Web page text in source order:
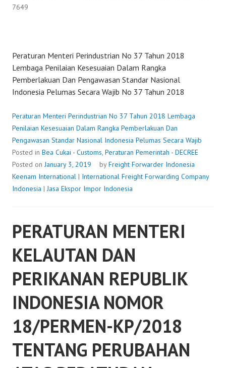
7649
Peraturan Menteri Perindustrian No 37 Tahun 2018
Lembaga Penilaian Kesesuaian Dalam Rangka
Pemberlakuan Dan Pengawasan Standar Nasional
Indonesia Pelumas Secara Wajib No 37 Tahun 2018
Peraturan Menteri Perindustrian No 37 Tahun 2018 Lembaga
Penilaian Kesesuaian Dalam Rangka Pemberlakuan Dan
Pengawasan Standar Nasional Indonesia Pelumas Secara Wajib
Posted in Bea Cukai - Customs, Peraturan Pemerintah - DECREE
Posted onJanuary 3, 2019 byFreight Forwarder Indonesia
Keenam International | International Freight Forwarding Company
Indonesia |Jasa Ekspor Impor Indonesia
PERATURAN MENTERI
KELAUTAN DAN
PERIKANAN REPUBLIK
INDONESIA NOMOR
18/PERMEN-KP/2018
TENTANG PERUBAHAN